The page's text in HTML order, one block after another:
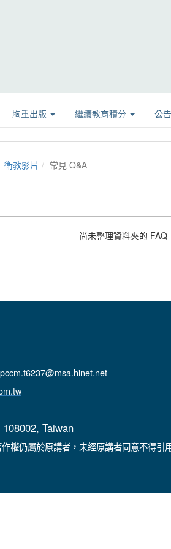
胸重出版 繼續教育積分 公
衛教影片 常見 Q&A
尚未整理資料夾的 FAQ
Taiwan
權仍屬於原講者，未經原講者同意不得引